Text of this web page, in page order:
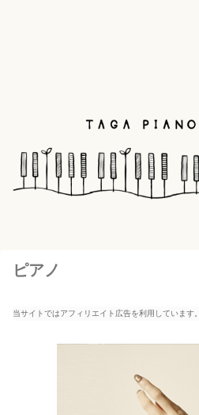
ピアノ
当サイトではアフィリエイト広告を利用しています。